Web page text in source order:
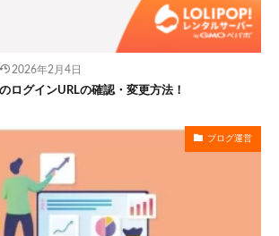
2026年2月4日
ログインURLの確認・変更方法！
ブログ運営